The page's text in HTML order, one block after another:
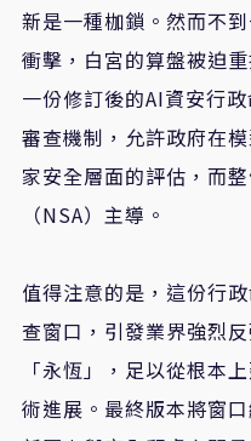
新是一種枷鎖。然而不
衝擊，白宮的算盤被迫重
一份修訂後的AI資安行
審查機制，允許政府在
家安全層面的評估，而
（NSA）主導。
值得注意的是，這份行
查窗口，引發業界強烈
「永恆」，足以從根本
術進展。最終版本將窗